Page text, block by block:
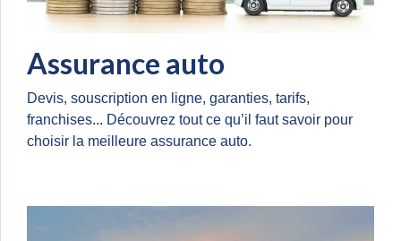
Assurance auto
Devis, souscription en ligne, garanties, tarifs,
franchises... Découvrez tout ce qu’il faut savoir pour
choisir la meilleure assurance auto.